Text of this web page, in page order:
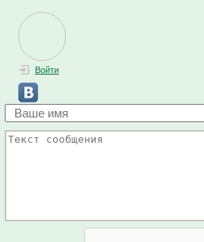
Войти